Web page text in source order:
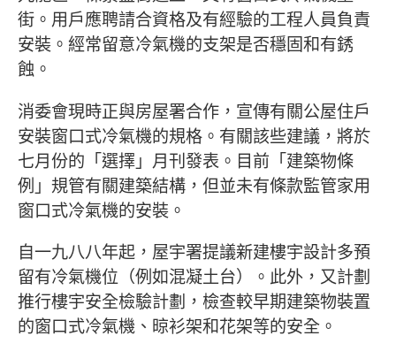
街。用戶應聘請合資格及有經驗的工程人員負責
安裝。經常留意冷氣機的支架是否穩固和有銹
蝕。
消委會現時正與房屋署合作，宣傳有關公屋住戶
安裝窗口式冷氣機的規格。有關該些建議，將於
七月份的「選擇」月刊發表。目前「建築物條
例」規管有關建築結構，但並未有條款監管家用
窗口式冷氣機的安裝。
自一九八八年起，屋宇署提議新建樓宇設計多預
留有冷氣機位（例如混凝土台）。此外，又計劃
推行樓宇安全檢驗計劃，檢查較早期建築物裝置
的窗口式冷氣機、晾衫架和花架等的安全。